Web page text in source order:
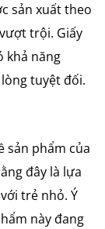
sản xuất theo
trội. Giấy
khả năng
tuyệt đối.
sản phẩm của
đây là lựa
trẻ nhỏ. Ý
này đang